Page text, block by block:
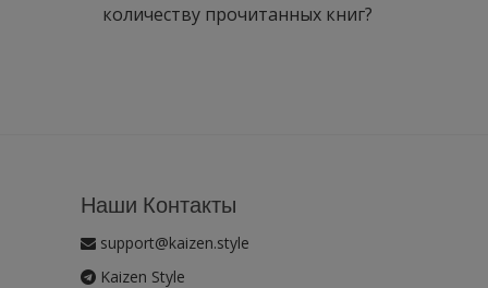
количеству прочитанных книг?
Наши Контакты
support@kaizen.style
Kaizen Style